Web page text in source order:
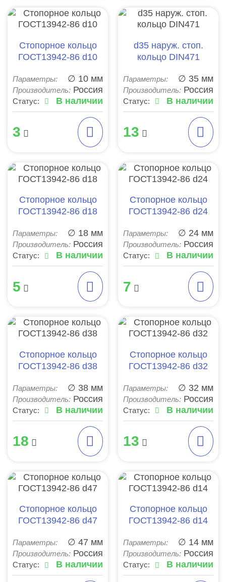
Стопорное кольцо
ГОСТ13942-86 d10
Параметры: ∅ 10 мм
Производитель: Россия
Статус: В наличии
3
d35 наруж. стоп.
кольцо DIN471
Параметры: ∅ 35 мм
Производитель: Россия
Статус: В наличии
13
Стопорное кольцо
ГОСТ13942-86 d18
Параметры: ∅ 18 мм
Производитель: Россия
Статус: В наличии
5
Стопорное кольцо
ГОСТ13942-86 d24
Параметры: ∅ 24 мм
Производитель: Россия
Статус: В наличии
7
Стопорное кольцо
ГОСТ13942-86 d38
Параметры: ∅ 38 мм
Производитель: Россия
Статус: В наличии
18
Стопорное кольцо
ГОСТ13942-86 d32
Параметры: ∅ 32 мм
Производитель: Россия
Статус: В наличии
13
Стопорное кольцо
ГОСТ13942-86 d47
Параметры: ∅ 47 мм
Производитель: Россия
Статус: В наличии
Стопорное кольцо
ГОСТ13942-86 d14
Параметры: ∅ 14 мм
Производитель: Россия
Статус: В наличии